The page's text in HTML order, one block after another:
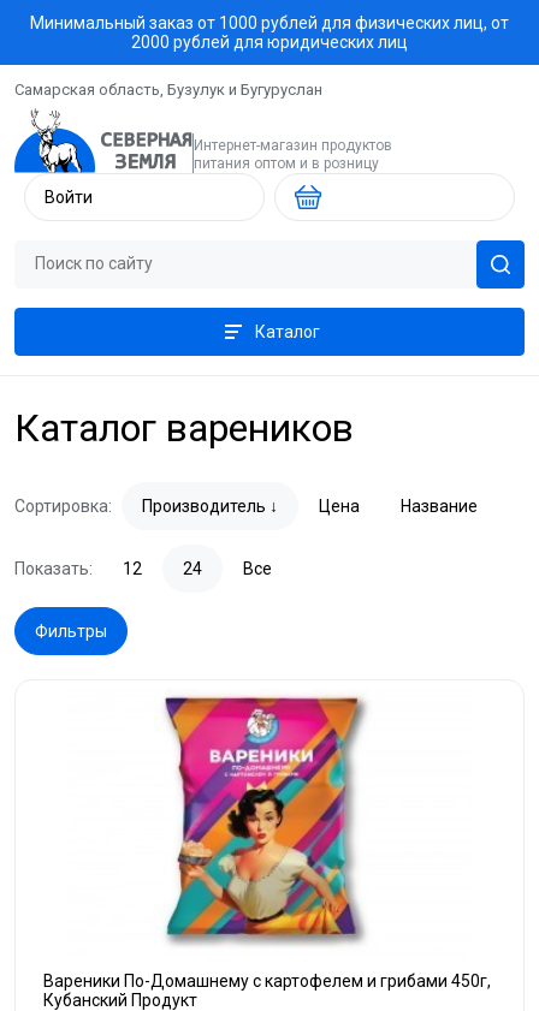
Минимальный заказ от 1000 рублей для физических лиц, от
2000 рублей для юридических лиц
Самарская область, Бузулук и Бугуруслан
Интернет-магазин продуктов
питания оптом и в розницу
Войти
Каталог
Каталог вареников
Сортировка: Производитель Цена Название
Показать: 12 24 Все
Фильтры
Вареники По-Домашнему с картофелем и грибами 450г,
Кубанский Продукт